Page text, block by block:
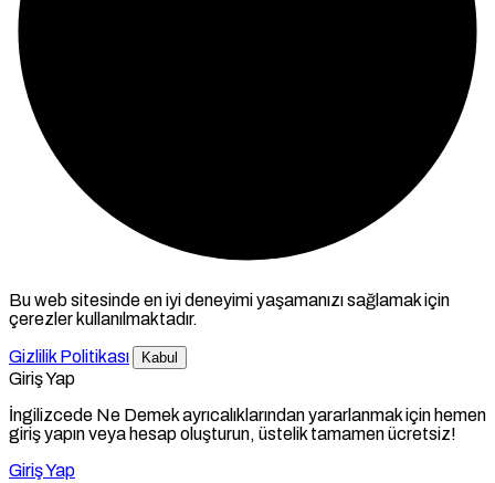
Bu web sitesinde en iyi deneyimi yaşamanızı sağlamak için
çerezler kullanılmaktadır.
Gizlilik Politikası
Kabul
Giriş Yap
İngilizcede Ne Demek ayrıcalıklarından yararlanmak için hemen
giriş yapın veya hesap oluşturun, üstelik tamamen ücretsiz!
Giriş Yap